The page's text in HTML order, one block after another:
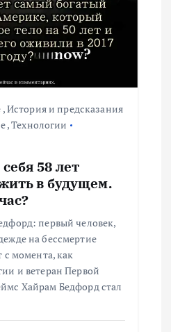
,История и предсказания
,Технологии
58 лет
в будущем.
первый человек,
на бессмертие
с момента, как
и ветеран Первой
Хайрам Бедфорд стал